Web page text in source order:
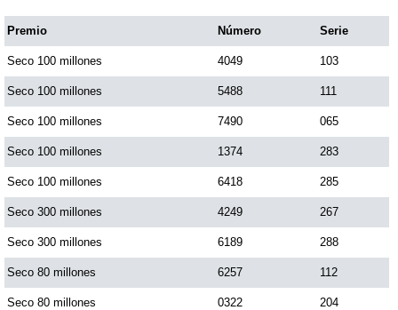
Premio Número Serie
Seco 100 millones 4049 103
Seco 100 millones 5488 111
Seco 100 millones 7490 065
Seco 100 millones 1374 283
Seco 100 millones 6418 285
Seco 300 millones 4249 267
Seco 300 millones 6189 288
Seco 80 millones 6257 112
Seco 80 millones 0322 204